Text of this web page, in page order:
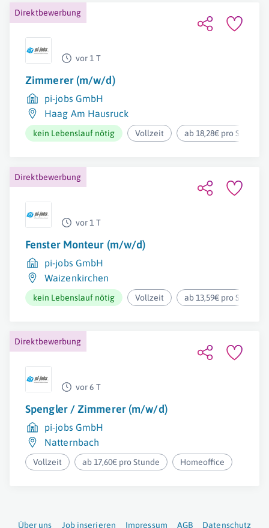
Direktbewerbung
vor 1 T
Zimmerer (m/w/d)
pi-jobs GmbH
Haag Am Hausruck
kein Lebenslauf nötig Vollzeit ab 18,28€ pro Stunde
Direktbewerbung
vor 1 T
Fenster Monteur (m/w/d)
pi-jobs GmbH
Waizenkirchen
kein Lebenslauf nötig Vollzeit ab 13,59€ pro Stunde
Direktbewerbung
vor 6 T
Spengler / Zimmerer (m/w/d)
pi-jobs GmbH
Natternbach
Vollzeit ab 17,60€ pro Stunde Homeoffice
Über uns Job inserieren Impressum AGB Datenschutz